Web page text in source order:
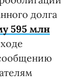
долга
595 млн